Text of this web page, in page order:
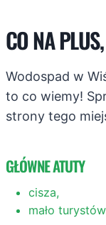
CO NA
Wodospad w
to co wiemy!
strony tego
GŁÓWNE ATUTY
cisza,
mało turystów